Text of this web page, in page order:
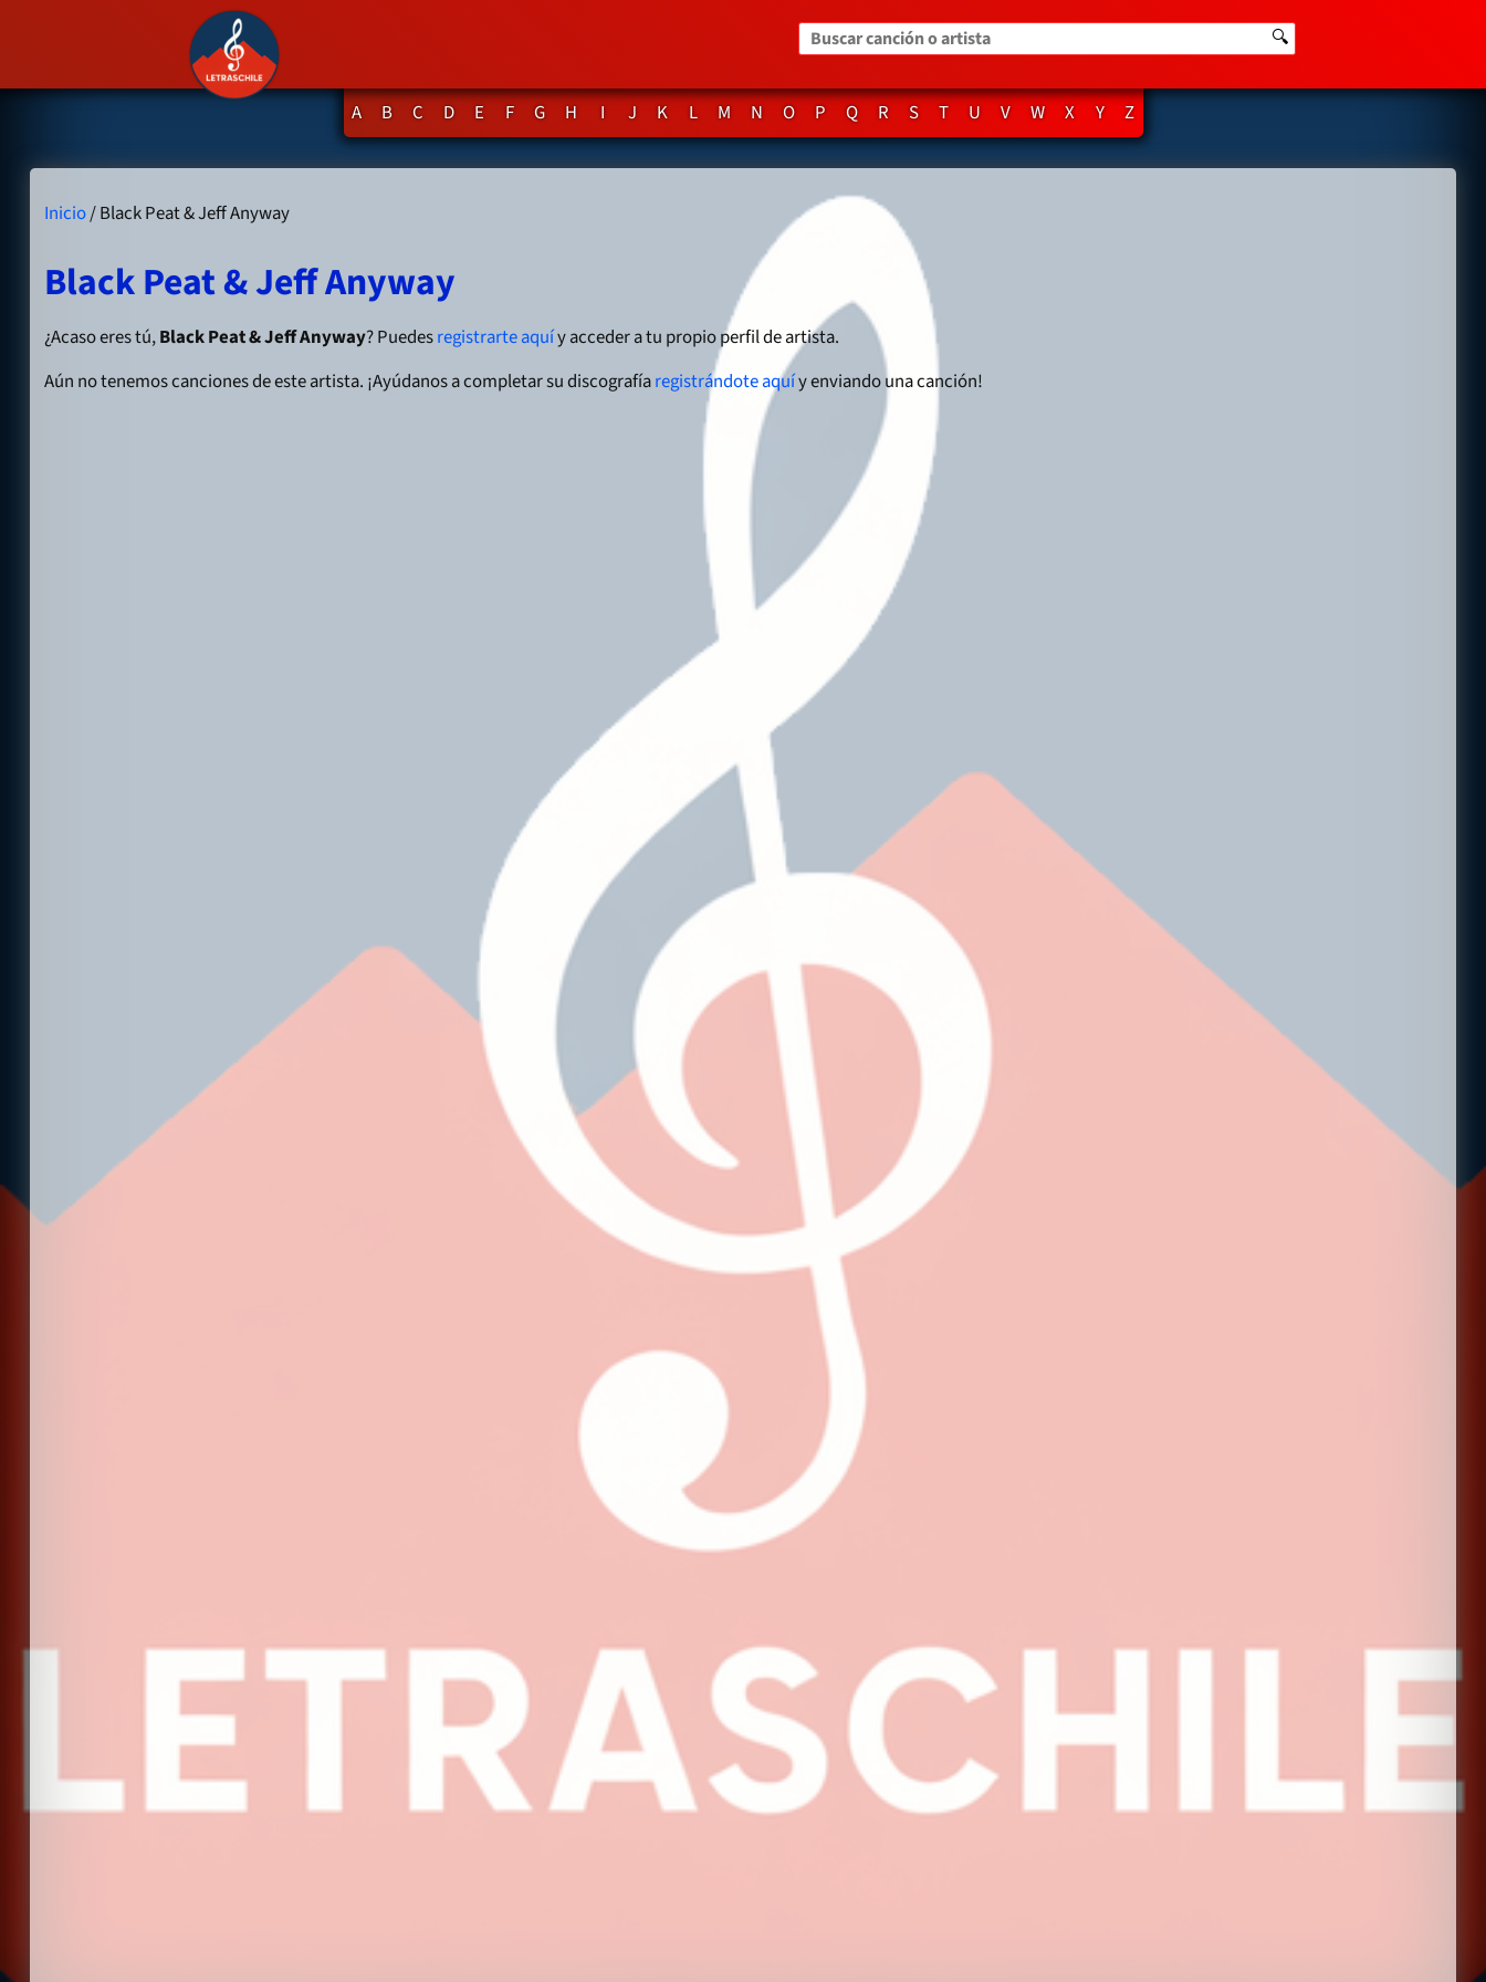
Buscar canción o artista 🔍
A B C D E F G H I J K L M N O P Q R S T U V W X Y Z
Inicio/ Black Peat & Jeff Anyway
Black Peat & Jeff Anyway
¿Acaso eres tú,Black Peat & Jeff Anyway? Puedesregistrarte aquíy acceder a tu propio perfil de artista.
Aún no tenemos canciones de este artista. ¡Ayúdanos a completar su discografíaregistrándote aquíy enviando una canción!